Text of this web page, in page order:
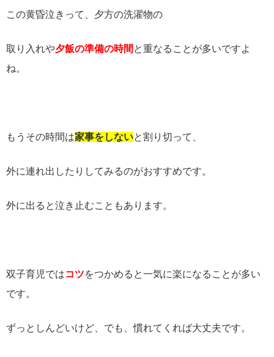
この黄昏泣きって、夕方の洗濯物の
取り入れや夕飯の準備の時間 と重なることが多いですよ
ね。
もうその時間は家事をしないと割り切って、
外に連れ出したりしてみるのがおすすめです。
外に出ると泣き止むこともあります。
双子育児ではコツをつかめると一気に楽になることが多い
です。
ずっとしんどいけど、でも、慣れてくれば大丈夫です。